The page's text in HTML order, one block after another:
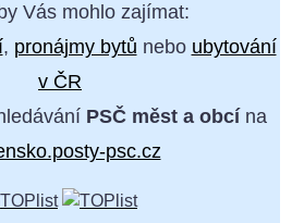
Vás mohlo zajímat:
, pronájmy bytů nebo ubytování
v ČR
PSČ měst a obcína
psc.cz